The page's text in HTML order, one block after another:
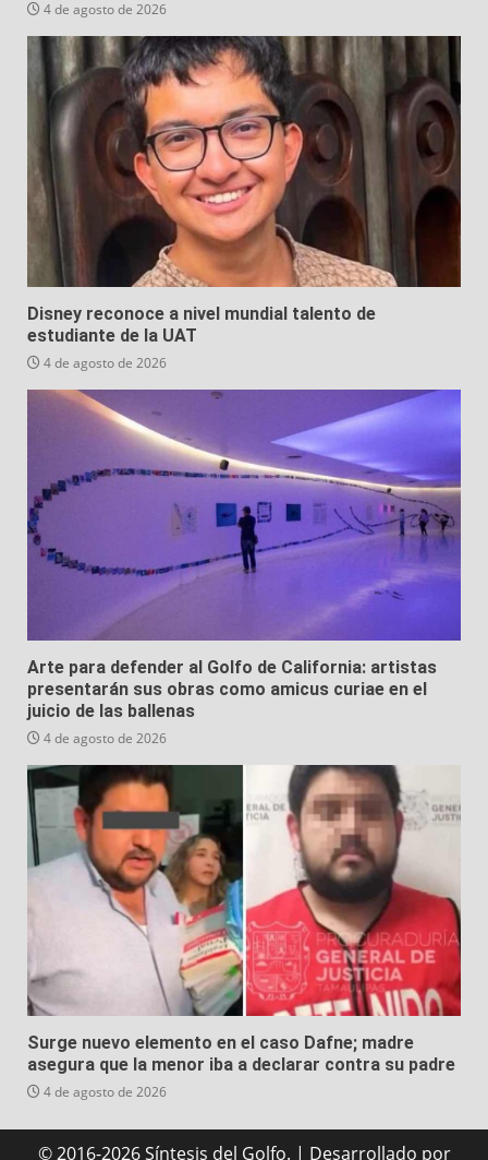
4 de agosto de 2026
Disney reconoce a nivel mundial talento de
estudiante de la UAT
4 de agosto de 2026
Arte para defender al Golfo de California: artistas
presentarán sus obras como amicus curiae en el
juicio de las ballenas
4 de agosto de 2026
Surge nuevo elemento en el caso Dafne; madre
asegura que la menor iba a declarar contra su padre
4 de agosto de 2026
© 2016-2026 Síntesis del Golfo. | Desarrollado por